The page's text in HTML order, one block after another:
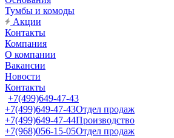
Тумбы и комоды
Акции
Контакты
Компания
О компании
Вакансии
Новости
Контакты
+7(499)649-47-43
+7(499)649-47-43Отдел продаж
+7(499)649-47-44Производство
+7(968)056-15-05Отдел продаж